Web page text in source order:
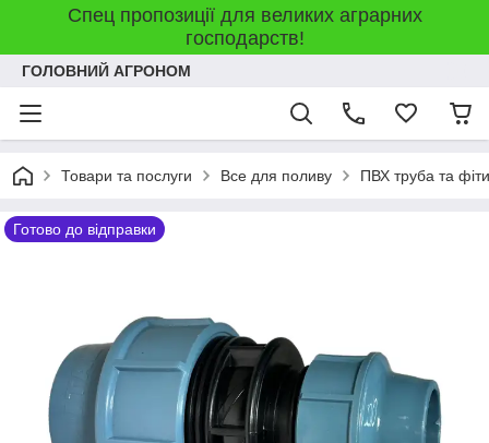
Спец пропозиції для великих аграрних
господарств!
ГОЛОВНИЙ АГРОНОМ
Товари та послуги Все для поливу ПВХ труба та
Готово до відправки